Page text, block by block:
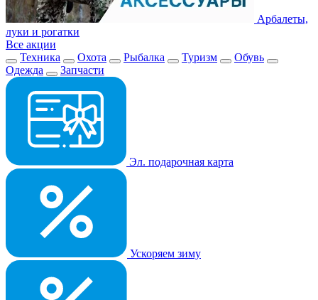
Арбалеты,
луки и рогатки
Все акции
Техника
Охота Рыбалка Туризм
Обувь
Одежда
Запчасти
Эл. подарочная карта
Ускоряем зиму